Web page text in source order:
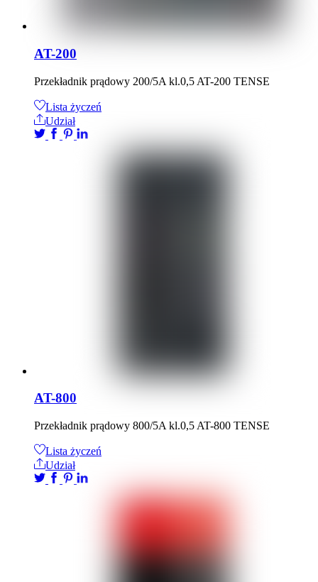
AT-200
Przekładnik prądowy 200/5A kl.0,5 AT-200 TENSE
Lista życzeń
Udział
AT-800
Przekładnik prądowy 800/5A kl.0,5 AT-800 TENSE
Lista życzeń
Udział